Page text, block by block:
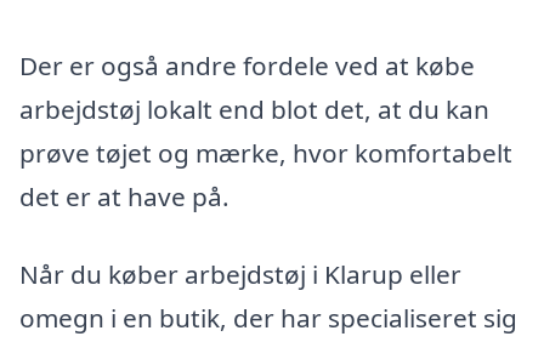
Der er også andre fordele ved at købe
arbejdstøj lokalt end blot det, at du kan
prøve tøjet og mærke, hvor komfortabelt
det er at have på.
Når du køber arbejdstøj i Klarup eller
omegn i en butik, der har specialiseret sig